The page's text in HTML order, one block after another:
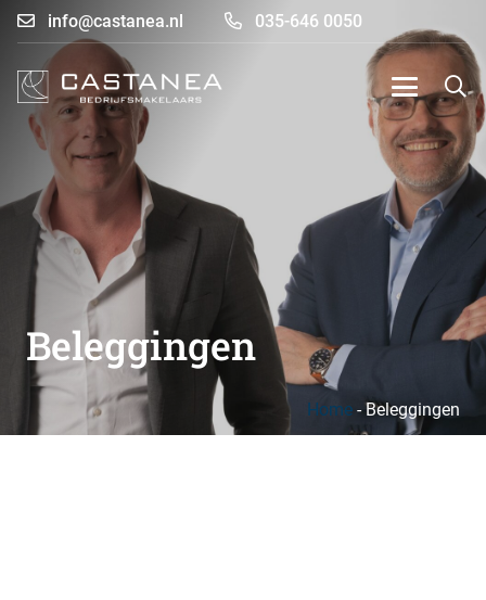
info@castanea.nl 035-646 0050
Beleggingen
Home -Beleggingen